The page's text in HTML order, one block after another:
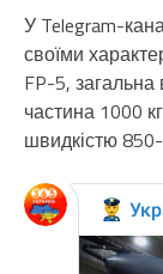
У Telegram-
своїми
FP-5, загальна
частина 1000
швидкістю